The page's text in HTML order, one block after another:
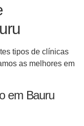
tipos de clínicas
as melhores em
em Bauru